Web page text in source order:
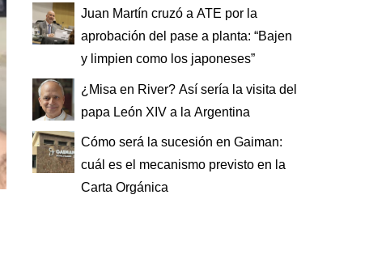
Juan Martín cruzó a ATE por la
aprobación del pase a planta: “Bajen
y limpien como los japoneses”
¿Misa en River? Así sería la visita del
papa León XIV a la Argentina
Cómo será la sucesión en Gaiman:
cuál es el mecanismo previsto en la
Carta Orgánica